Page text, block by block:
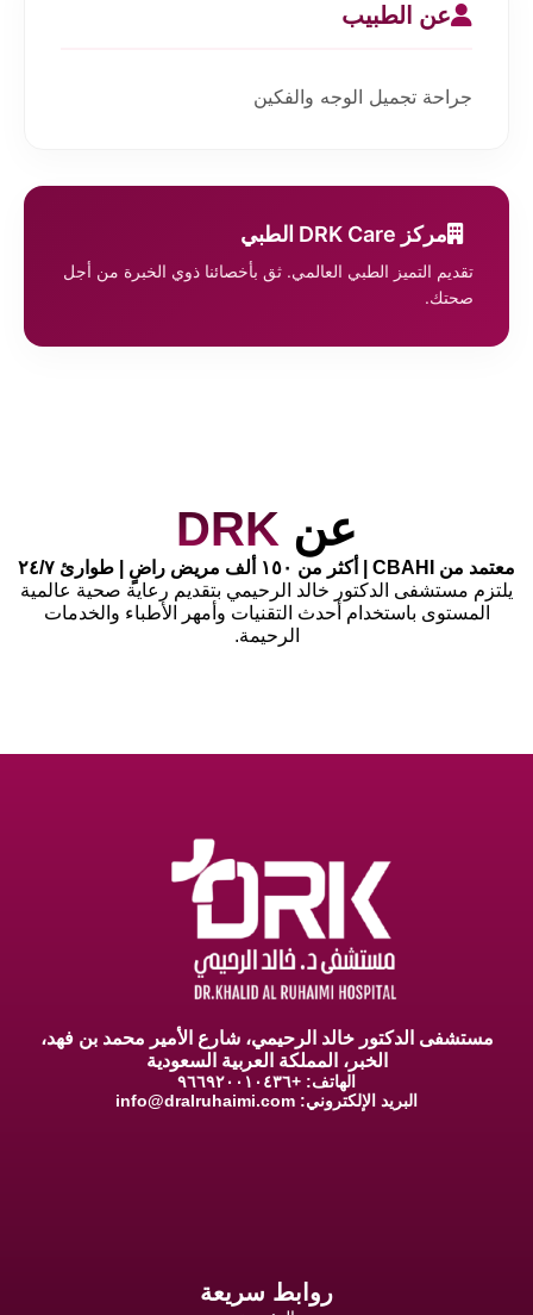
عن الطبيب
جراحة تجميل الوجه والفكين
مركز DRK Care الطبي
تقديم التميز الطبي العالمي. ثق بأخصائنا ذوي الخبرة من أجل
صحتك.
عن DRK
معتمد من CBAHI | أكثر من ١٥٠ ألف مريض راضٍ | طوارئ ٢٤/٧
يلتزم مستشفى الدكتور خالد الرحيمي بتقديم رعاية صحية عالمية
المستوى باستخدام أحدث التقنيات وأمهر الأطباء والخدمات
الرحيمة.
مستشفى الدكتور خالد الرحيمي، شارع الأمير محمد بن فهد،
الخبر، المملكة العربية السعودية
الهاتف: +٩٦٦٩٢٠٠١٠٤٣٦
البريد الإلكتروني: info@dralruhaimi.com
روابط سريعة